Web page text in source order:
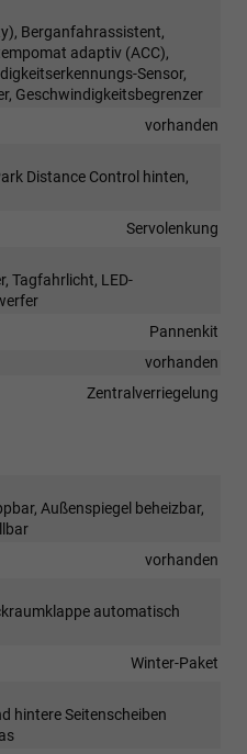
Berganfahrassistent,
adaptiv (ACC),
Sensor,
Geschwindigkeitsbegrenzer
vorhanden
Distance Control hinten,
Servolenkung
Tagfahrlicht, LED-
Pannenkit
vorhanden
Zentralverriegelung
Außenspiegel beheizbar,
vorhanden
automatisch
Winter-Paket
hintere Seitenscheiben